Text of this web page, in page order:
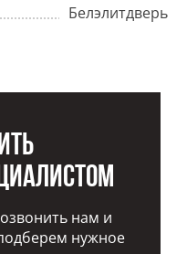
Белэлитдверь
нам и
нужное